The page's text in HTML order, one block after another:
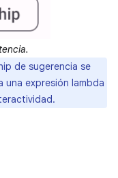
de sugerencia se
una expresión lambda